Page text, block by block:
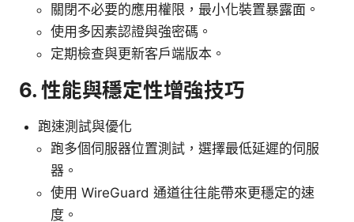
關閉不必要的應用權限，最小化裝置暴露面。
使用多因素認證與強密碼。
定期檢查與更新客戶端版本。
6. 性能與穩定性增強技巧
跑速測試與優化
跑多個伺服器位置測試，選擇最低延遲的伺服
器。
使用 WireGuard 通道往往能帶來更穩定的速
度。